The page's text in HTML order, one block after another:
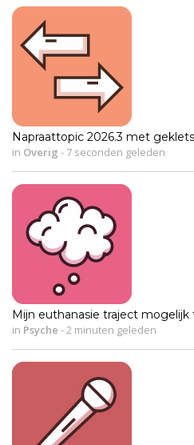
Napraattopic 2026.3 met
in Overig - 7 seconden geleden
Mijn euthanasie traject mogelijk
in Psyche -2 minuten geleden